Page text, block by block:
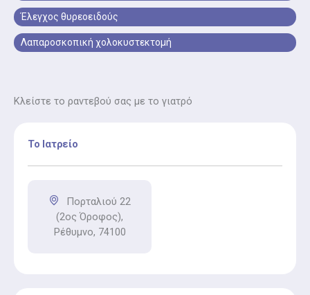
Έλεγχος θυρεοειδούς
Λαπαροσκοπική χολοκυστεκτομή
οξείας σκωληκοειδίτιδας.
Κλείστε το ραντεβού σας με το γιατρό
Το Ιατρείο
Πορταλιού 22
(2ος Όροφος),
Ρέθυμνο, 74100